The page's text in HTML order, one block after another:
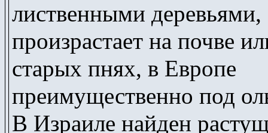
лиственными деревьями,
произрастает на почве
старых пнях, в Европе
преимущественно под
В Израиле найден